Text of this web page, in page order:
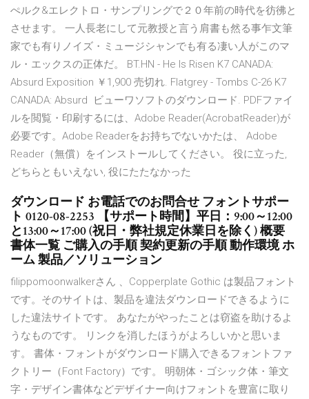
ぺルク&エレクトロ・サンプリングで２０年前の時代を彷彿と
させます。 一人長老にして元教授と言う肩書も然る事乍文筆
家でも有りノイズ・ミュージシャンでも有る凄い人がこのマ
ル・エックスの正体だ。 BT.HN - He Is Risen K7 CANADA:
Absurd Exposition ￥1,900 売切れ. Flatgrey - Tombs C-26 K7
CANADA: Absurd ビューワソフトのダウンロード. PDFファイ
ルを閲覧・印刷するには、Adobe Reader(AcrobatReader)が
必要です。Adobe Readerをお持ちでないかたは、 Adobe
Reader（無償）をインストールしてください。 役に立った,
どちらともいえない, 役にたたなかった
ダウンロード お電話でのお問合せ フォントサポー
ト 0120-08-2253 【サポート時間】平日：9:00～12:00
と13:00～17:00 (祝日・弊社規定休業日を除く) 概要
書体一覧 ご購入の手順 契約更新の手順 動作環境 ホ
ーム 製品／ソリューション
filippomoonwalkerさん 、Copperplate Gothic は製品フォント
です。そのサイトは、製品を違法ダウンロードできるように
した違法サイトです。 あなたがやったことは窃盗を助けるよ
うなものです。 リンクを消したほうがよろしいかと思いま
す。 書体・フォントがダウンロード購入できるフォントファ
クトリー（Font Factory）です。 明朝体・ゴシック体・筆文
字・デザイン書体などデザイナー向けフォントを豊富に取り